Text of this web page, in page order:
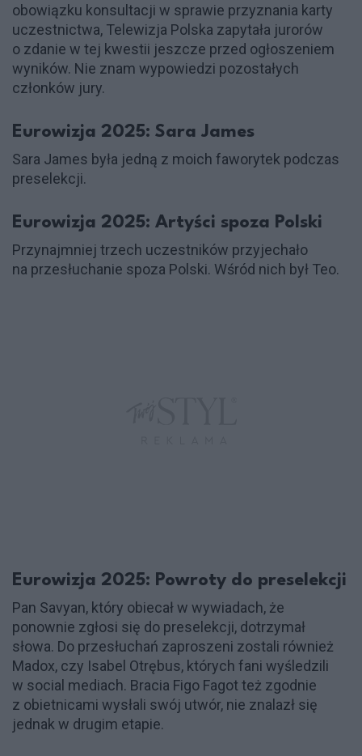
obowiązku konsultacji w sprawie przyznania karty
uczestnictwa, Telewizja Polska zapytała jurorów
o zdanie w tej kwestii jeszcze przed ogłoszeniem
wyników. Nie znam wypowiedzi pozostałych
członków jury.
Eurowizja 2025: Sara James
Sara James była jedną z moich faworytek podczas
preselekcji.
Eurowizja 2025: Artyści spoza Polski
Przynajmniej trzech uczestników przyjechało
na przesłuchanie spoza Polski. Wśród nich był Teo.
Eurowizja 2025: Powroty do preselekcji
Pan Savyan, który obiecał w wywiadach, że
ponownie zgłosi się do preselekcji, dotrzymał
słowa. Do przesłuchań zaproszeni zostali również
Madox, czy Isabel Otrębus, których fani wyśledzili
w social mediach. Bracia Figo Fagot też zgodnie
z obietnicami wysłali swój utwór, nie znalazł się
jednak w drugim etapie.